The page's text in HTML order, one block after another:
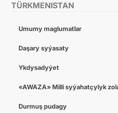
TÜRKMENISTAN
Umumy maglumatlar
Daşary syýasaty
Ykdysadyýet
«AWAZA» Milli syýahatçylyk
Durmuş pudagy